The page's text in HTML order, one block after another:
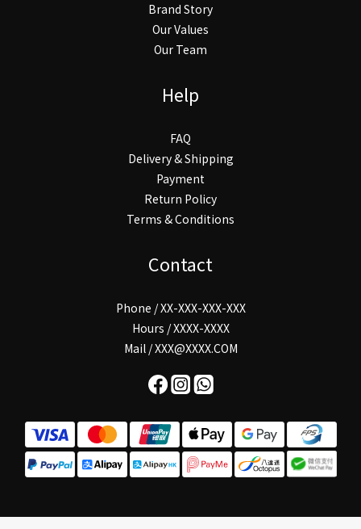
Brand Story
Our Values
Our Team
Help
FAQ
Delivery & Shipping
Payment
Return Policy
Terms & Conditions
Contact
Phone / XX-XXX-XXX-XXX
Hours / XXXX-XXXX
Mail / XXX@XXXX.COM